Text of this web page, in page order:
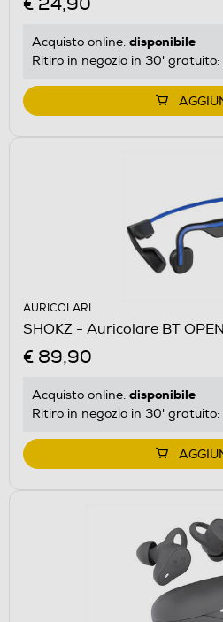
Acquisto online: disponibile
Ritiro in negozio in 30' gratuito:
AURICOLARI
SHOKZ - Auricolare BT
€ 89,90
Acquisto online: disponibile
Ritiro in negozio in 30' gratuito: